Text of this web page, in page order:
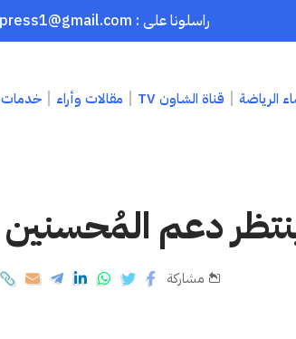
راسلونا على : chaouenpress1@gmail.com
الرياضة قناة الشاون TV مقالات وأراء خدمات
دعم المُحسنين
مشاركة